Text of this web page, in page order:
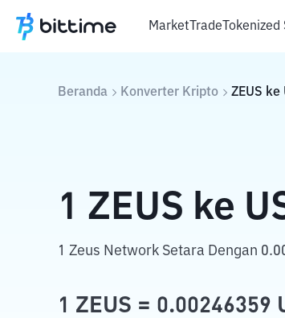
MarketTradeTokenized
Beranda Konverter Kripto ZEUS ke
1 ZEUS ke
1 Zeus Network Setara Dengan
1 ZEUS = 0.00246359